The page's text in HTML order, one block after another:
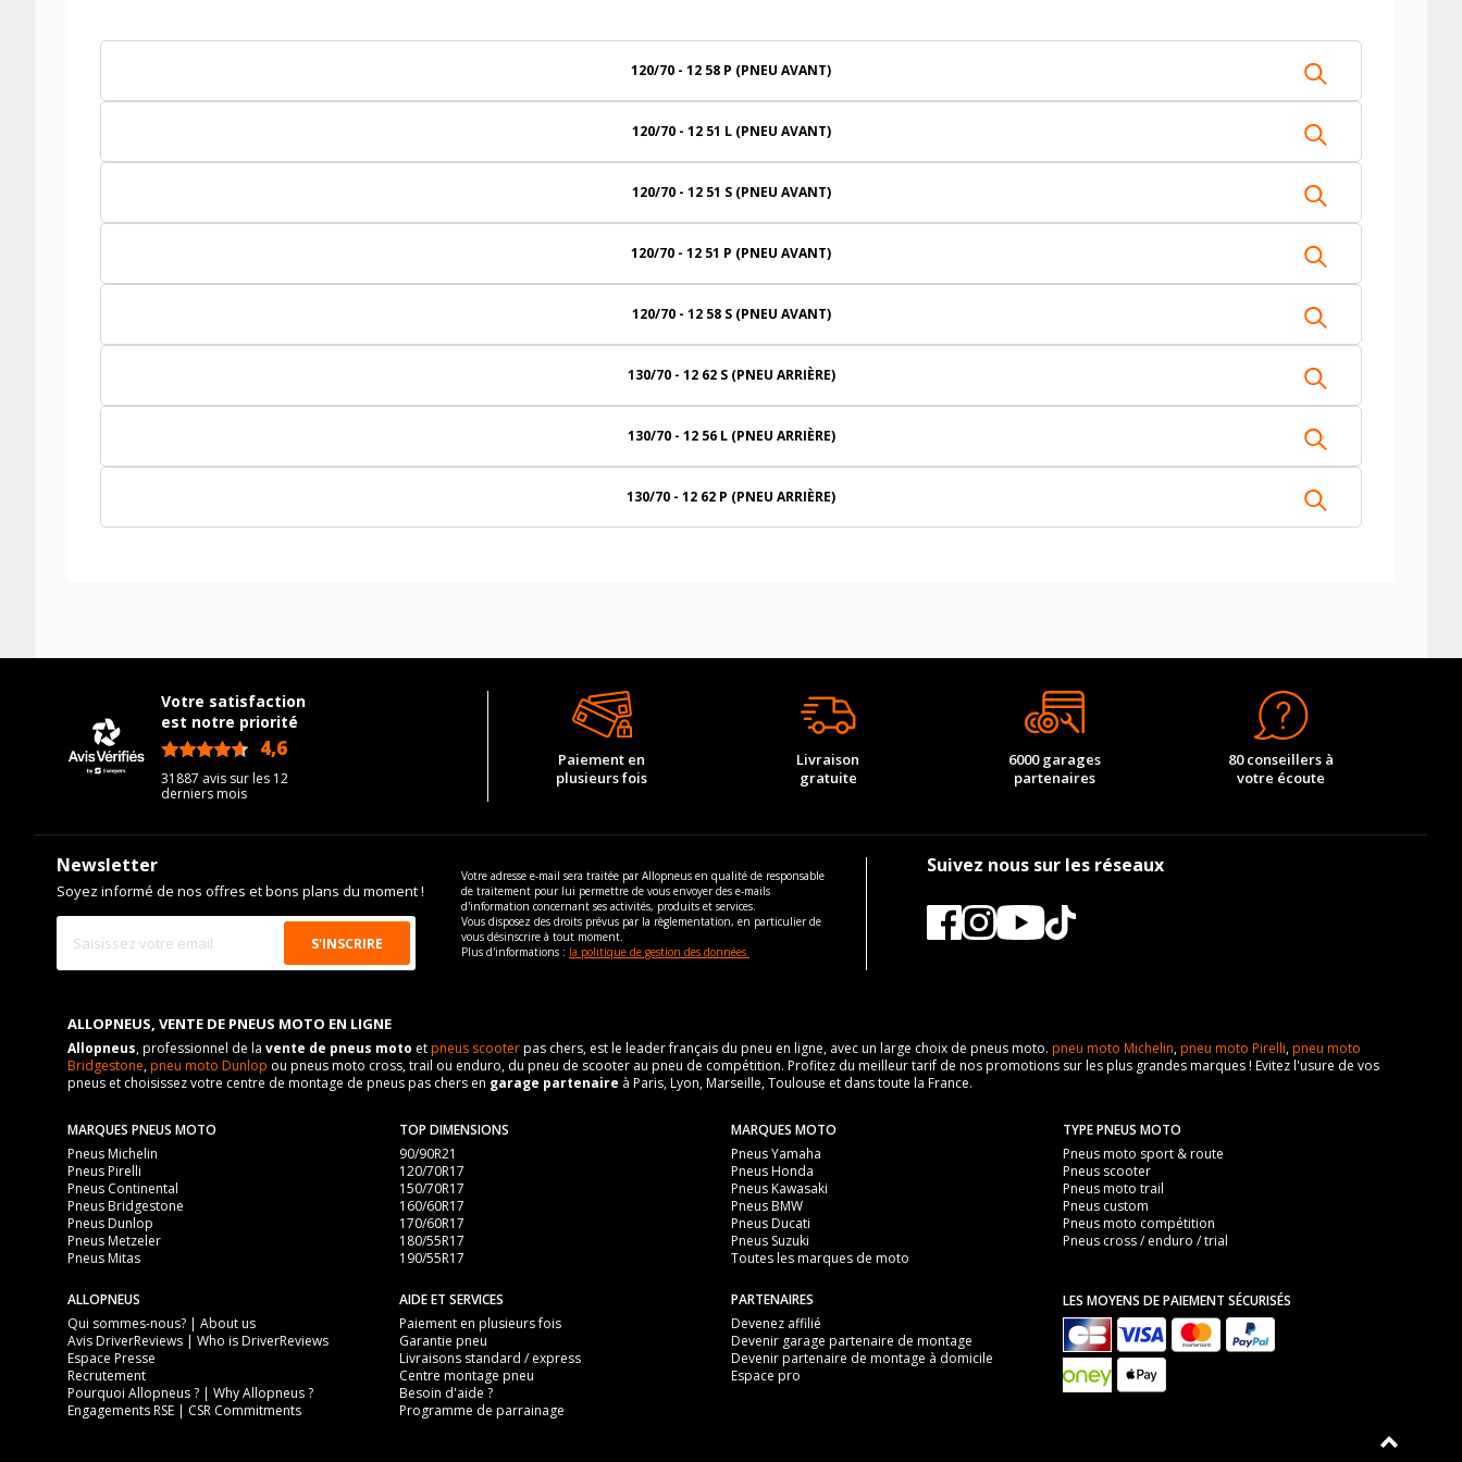
120/70 - 12 58 P (PNEU AVANT)
120/70 - 12 51 L (PNEU AVANT)
120/70 - 12 51 S (PNEU AVANT)
120/70 - 12 51 P (PNEU AVANT)
120/70 - 12 58 S (PNEU AVANT)
130/70 - 12 62 S (PNEU ARRIÈRE)
130/70 - 12 56 L (PNEU ARRIÈRE)
130/70 - 12 62 P (PNEU ARRIÈRE)
Votre satisfaction
est notre priorité
4,6
31887 avis sur les 12
derniers mois
Paiement en
plusieurs fois
Livraison
gratuite
6000 garages
partenaires
80 conseillers à
votre écoute
Newsletter
Soyez informé de nos offres et bons plans du moment !
Votre adresse e-mail sera traitée par Allopneus en qualité de responsable
de traitement pour lui permettre de vous envoyer des e-mails
d'information concernant ses activités, produits et services.
Vous disposez des droits prévus par la règlementation, en particulier de
vous désinscrire à tout moment.
Plus d'informations : la politique de gestion des données.
Suivez nous sur les réseaux
ALLOPNEUS, VENTE DE PNEUS MOTO EN LIGNE
Allopneus, professionnel de la vente de pneus moto etpneus scooterpas chers, est le leader français du pneu en ligne, avec un large choix de pneus moto. pneu moto Michelin,pneu moto Pirelli,pneu moto
Bridgestone,pneu moto Dunlop ou pneus moto cross, trail ou enduro, du pneu de scooter au pneu de compétition. Profitez du meilleur tarif de nos promotions sur les plus grandes marques ! Evitez l'usure de vos
pneus et choisissez votre centre de montage de pneus pas chers en garage partenaire à Paris, Lyon, Marseille, Toulouse et dans toute la France.
MARQUES PNEUS MOTO
Pneus Michelin
Pneus Pirelli
Pneus Continental
Pneus Bridgestone
Pneus Dunlop
Pneus Metzeler
Pneus Mitas
TOP DIMENSIONS
90/90R21
120/70R17
150/70R17
160/60R17
170/60R17
180/55R17
190/55R17
MARQUES MOTO
Pneus Yamaha
Pneus Honda
Pneus Kawasaki
Pneus BMW
Pneus Ducati
Pneus Suzuki
Toutes les marques de moto
TYPE PNEUS MOTO
Pneus moto sport & route
Pneus scooter
Pneus moto trail
Pneus custom
Pneus moto compétition
Pneus cross / enduro / trial
ALLOPNEUS
Qui sommes-nous? | About us
Avis DriverReviews | Who is DriverReviews
Espace Presse
Recrutement
Pourquoi Allopneus ? | Why Allopneus ?
Engagements RSE | CSR Commitments
AIDE ET SERVICES
Paiement en plusieurs fois
Garantie pneu
Livraisons standard / express
Centre montage pneu
Besoin d'aide ?
Programme de parrainage
PARTENAIRES
Devenez affilié
Devenir garage partenaire de montage
Devenir partenaire de montage à domicile
Espace pro
LES MOYENS DE PAIEMENT SÉCURISÉS